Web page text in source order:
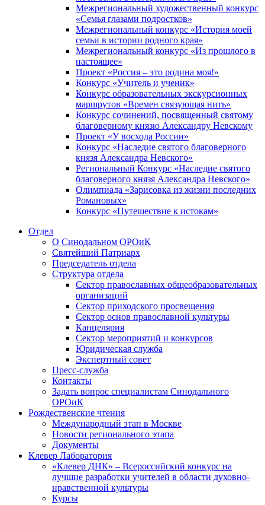
Межрегиональный художественный конкурс
«Семья глазами подростков»
Межрегиональный конкурс «История моей
семьи в истории родного края»
Межрегиональный конкурс «Из прошлого в
настоящее»
Проект «Россия – это родина моя!»
Конкурс «Учитель и ученик»
Конкурс образовательных экскурсионных
маршрутов «Времен связующая нить»
Конкурс сочинений, посвященный святому
благоверному князю Александру Невскому
Проект «У восхода России»
Конкурс «Наследие святого благоверного
князя Александра Невского»
Региональный Конкурс «Наследие святого
благоверного князя Александра Невского»
Олимпиада «Зарисовка из жизни последних
Романовых»
Конкурс «Путешествие к истокам»
Отдел
О Синодальном ОРОиК
Святейший Патриарх
Председатель отдела
Структура отдела
Сектор православных общеобразовательных
организаций
Сектор приходского просвещения
Сектор основ православной культуры
Канцелярия
Сектор мероприятий и конкурсов
Юридическая служба
Экспертный совет
Пресс-служба
Контакты
Задать вопрос специалистам Синодального
ОРОиК
Рождественские чтения
Международный этап в Москве
Новости регионального этапа
Документы
Клевер Лаборатория
«Клевер ДНК» – Всероссийский конкурс на
лучшие разработки учителей в области духовно-
нравственной культуры
Курсы